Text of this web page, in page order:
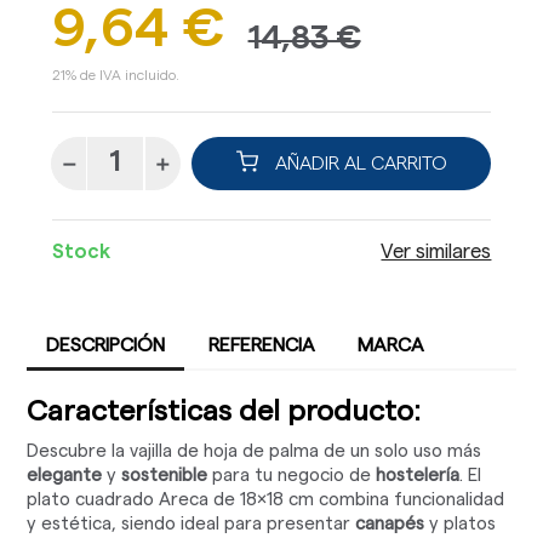
9,64 € 14,83 €
21% de IVA incluido.
AÑADIR AL CARRITO
Stock Ver similares
DESCRIPCIÓN REFERENCIA MARCA
Características del producto:
Descubre la vajilla de hoja de palma de un solo uso más
elegante ysostenible para tu negocio de hostelería. El
plato cuadrado Areca de 18x18 cm combina funcionalidad
y estética, siendo ideal para presentarcanapés y platos